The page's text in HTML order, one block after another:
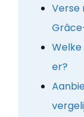
Verse
er?